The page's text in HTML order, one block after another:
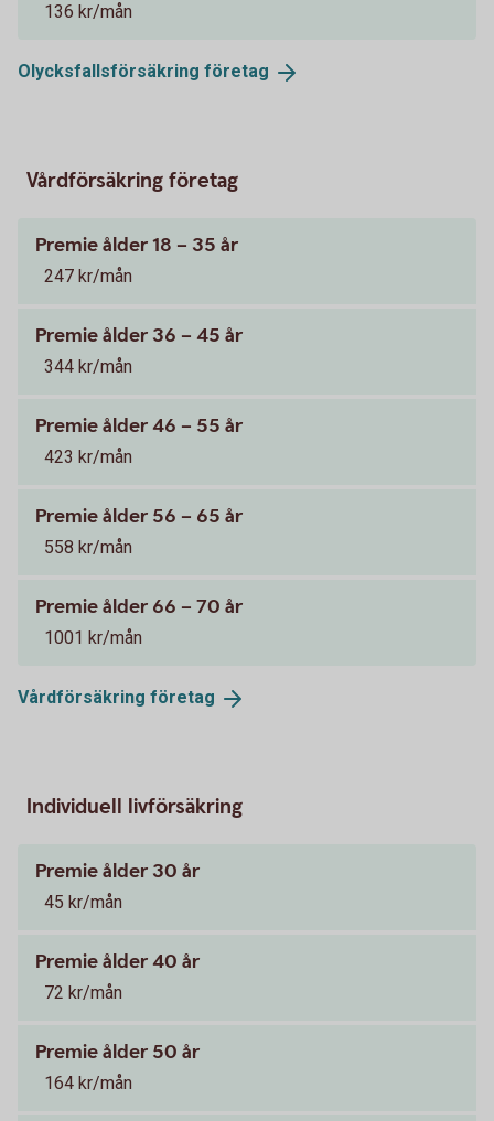
136 kr/mån
Olycksfallsförsäkring företag
Vårdförsäkring företag
Premie ålder 18 – 35 år
247 kr/mån
Premie ålder 36 – 45 år
344 kr/mån
Premie ålder 46 – 55 år
423 kr/mån
Premie ålder 56 – 65 år
558 kr/mån
Premie ålder 66 – 70 år
1001 kr/mån
Vårdförsäkring företag
Individuell livförsäkring
Premie ålder 30 år
45 kr/mån
Premie ålder 40 år
72 kr/mån
Premie ålder 50 år
164 kr/mån